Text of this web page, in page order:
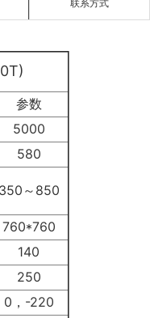
联系方式
参数
5000
580
350～850
760*760
140
250
0，-220